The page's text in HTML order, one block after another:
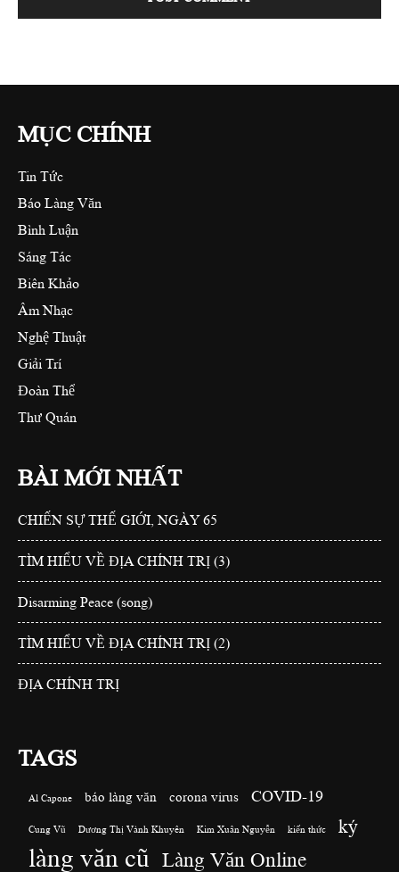
MỤC CHÍNH
Tin Tức
Báo Làng Văn
Bình Luận
Sáng Tác
Biên Khảo
Âm Nhạc
Nghệ Thuật
Giải Trí
Đoàn Thể
Thư Quán
BÀI MỚI NHẤT
CHIẾN SỰ THẾ GIỚI, NGÀY 65
TÌM HIỂU VỀ ĐỊA CHÍNH TRỊ (3)
Disarming Peace (song)
TÌM HIỂU VỀ ĐỊA CHÍNH TRỊ (2)
ĐỊA CHÍNH TRỊ
TAGS
Al Capone báo làng văn corona virus COVID-19
Cung Vũ Dương Thị Vành Khuyên Kim Xuân Nguyễn kiến thức ký
làng văn cũ Làng Văn Online